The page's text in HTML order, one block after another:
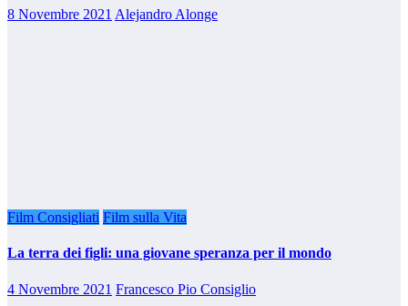
8 Novembre 2021 Alejandro Alonge
Film Consigliati Film sulla Vita
La terra dei figli: una giovane speranza per il mondo
4 Novembre 2021 Francesco Pio Consiglio